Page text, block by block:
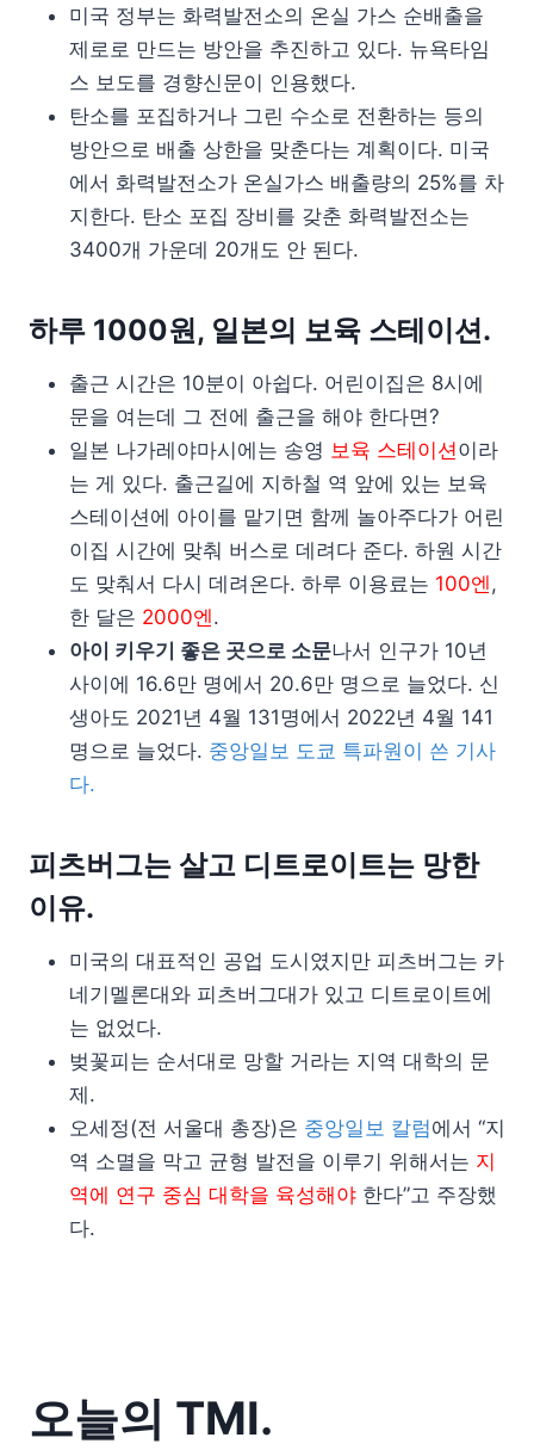
미국 정부는 화력발전소의 온실 가스 순배출을
제로로 만드는 방안을 추진하고 있다. 뉴욕타임
스 보도를 경향신문이 인용했다.
탄소를 포집하거나 그린 수소로 전환하는 등의
방안으로 배출 상한을 맞춘다는 계획이다. 미국
에서 화력발전소가 온실가스 배출량의 25%를 차
지한다. 탄소 포집 장비를 갖춘 화력발전소는
3400개 가운데 20개도 안 된다.
하루 1000원, 일본의 보육 스테이션.
출근 시간은 10분이 아쉽다. 어린이집은 8시에
문을 여는데 그 전에 출근을 해야 한다면?
일본 나가레야마시에는 송영 보육 스테이션이라
는 게 있다. 출근길에 지하철 역 앞에 있는 보육
스테이션에 아이를 맡기면 함께 놀아주다가 어린
이집 시간에 맞춰 버스로 데려다 준다. 하원 시간
도 맞춰서 다시 데려온다. 하루 이용료는 100엔 ,
한 달은 2000엔.
아이 키우기 좋은 곳으로 소문나서 인구가 10년
사이에 16.6만 명에서 20.6만 명으로 늘었다. 신
생아도 2021년 4월 131명에서 2022년 4월 141
명으로 늘었다. 중앙일보 도쿄 특파원이 쓴 기사
다.
피츠버그는 살고 디트로이트는 망한
이유.
미국의 대표적인 공업 도시였지만 피츠버그는 카
네기멜론대와 피츠버그대가 있고 디트로이트에
는 없었다.
벚꽃피는 순서대로 망할 거라는 지역 대학의 문
제.
오세정(전 서울대 총장)은 중앙일보 칼럼에서 “지
역 소멸을 막고 균형 발전을 이루기 위해서는 지
역에 연구 중심 대학을 육성해야 한다”고 주장했
다.
오늘의 TMI.